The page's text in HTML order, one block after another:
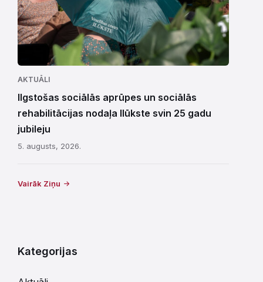
AKTUĀLI
Ilgstošas sociālās aprūpes un sociālās
rehabilitācijas nodaļa Ilūkste svin 25 gadu
jubileju
5. augusts, 2026.
Vairāk Ziņu
Kategorijas